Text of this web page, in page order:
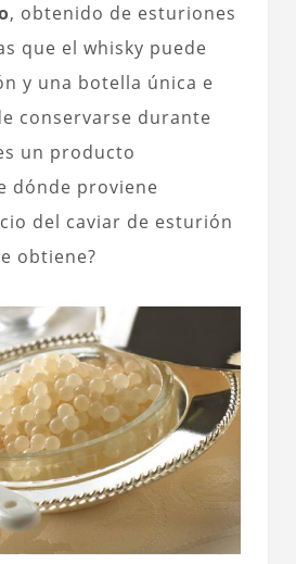
, obtenido de esturiones
que el whisky puede
y una botella única e
conservarse durante
un producto
dónde proviene
del caviar de esturión
obtiene?